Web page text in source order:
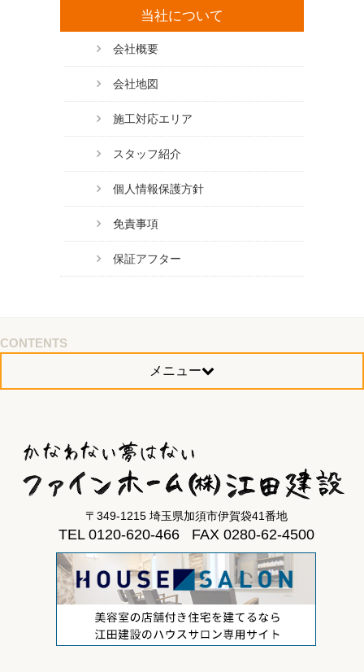
当社について
会社概要
会社地図
施工対応エリア
スタッフ紹介
個人情報保護方針
免責事項
保証アフター
CONTENTS
メニュー
〒349-1215 埼玉県加須市伊賀袋41番地
TEL 0120-620-466 FAX 0280-62-4500